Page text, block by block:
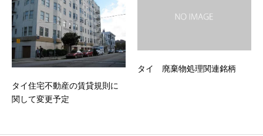
タイ住宅不動産の賃貸規則に
関して変更予定
タイ 廃棄物処理関連銘柄